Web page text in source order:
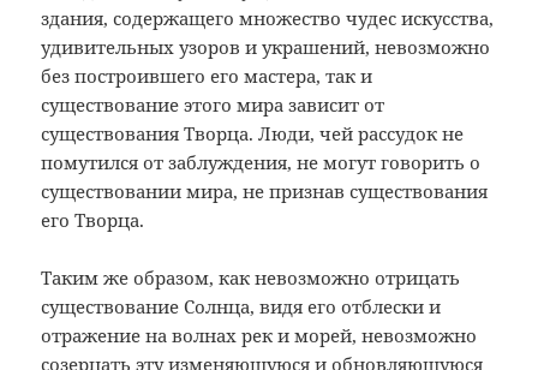
здания, содержащего множество чудес искусства,
удивительных узоров и украшений, невозможно
без построившего его мастера, так и
существование этого мира зависит от
существования Творца. Люди, чей рассудок не
помутился от заблуждения, не могут говорить о
существовании мира, не признав существования
его Творца.
Таким же образом, как невозможно отрицать
существование Солнца, видя его отблески и
отражение на волнах рек и морей, невозможно
созерцать эту изменяющуюся и обновляющуюся